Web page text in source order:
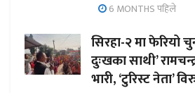
6 MONTHS पहिले
सिरहा-२ मा फेरियो
दुःखका साथी’
भारी, ‘टुरिस्ट नेता’